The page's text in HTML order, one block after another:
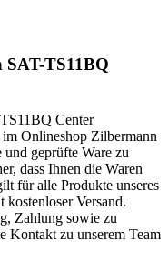
TS11BQ
Center
Onlineshop Zilbermann
geprüfte Ware zu
dass Ihnen die Waren
für alle Produkte unseres
Versand.
Zahlung sowie zu
Kontakt zu unserem Team